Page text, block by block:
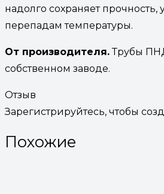
надолго сохраняет прочность,
перепадам температуры.
От производителя.Трубы
собственном заводе.
Отзыв
Зарегистрируйтесь, чтобы
Похожие